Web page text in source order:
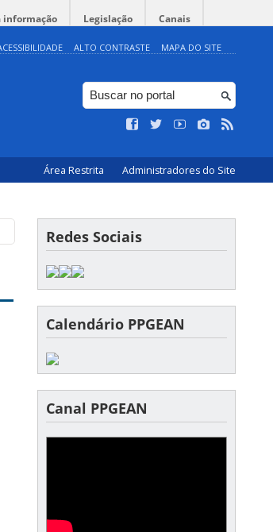
informação Legislação Canais
ALTO CONTRASTE MAPA DO SITE
Área Restrita Administradores do Site
Redes Sociais
Calendário PPGEAN
Canal PPGEAN